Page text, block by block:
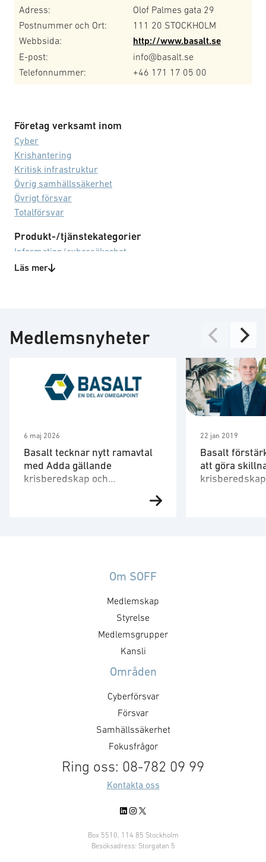
Adress:
Olof Palmes gata 29
Postnummer och Ort:
111 20 STOCKHOLM
Webbsida:
http://www.basalt.se
E-post:
info@basalt.se
Telefonnummer:
+46 171 17 05 00
Företag verksamt inom
Cyber
Krishantering
Kritisk infrastruktur
Övrig samhällssäkerhet
Övrigt försvar
Totalförsvar
Produkt-/tjänstekategorier
Information/cybersäkerhet
IT
IT-säkerhet
Utrustning för utbildning
Läs mer
Medlemsnyheter
6 maj 2026
Basalt tecknar nytt ramavtal
med Adda gällande
krisberedskap och
Basalt har tecknat ramavtal med
2025. Avtalet ger Addas
kompetens inom krisberedskap
och totalförsvar. Adda stöttar
och avlastar SKR:s medlemmar
kompetensutveckling. Med
22 jan 2019
Basalt
att göra
Om SOFF
Medlemskap
Styrelse
Medlemsgrupper
Kansli
Områden
Cyberförsvar
Försvar
Samhällssäkerhet
Fokusfrågor
Ring oss: 08-782 09 99
Kontakta oss
LinkedIn
Instagram
X
Box 5510, 114 85 Stockholm
Besöksadress: Storgatan 5